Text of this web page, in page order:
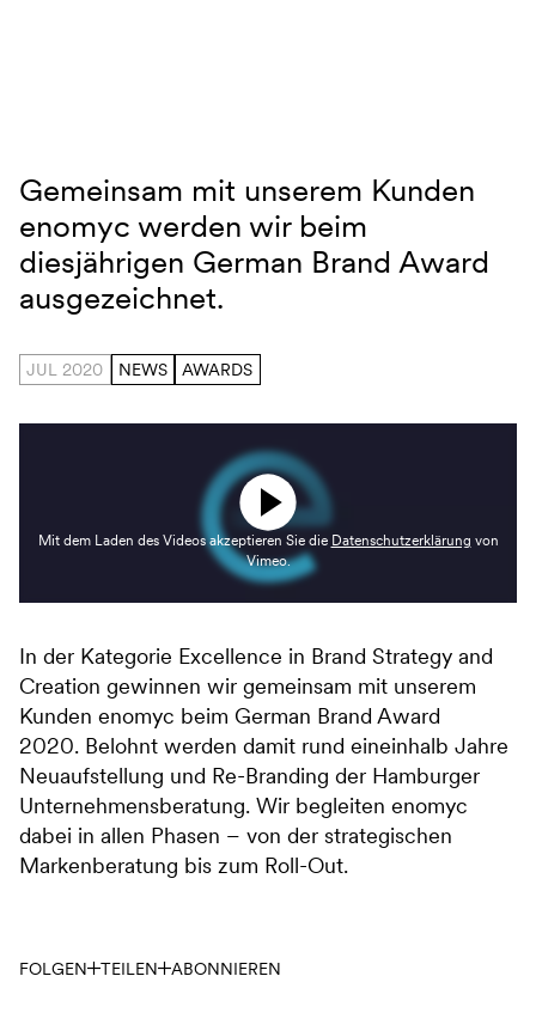
German Brand Award
Gemeinsam mit unserem Kunden
enomyc werden wir beim
diesjährigen German Brand Award
ausgezeichnet.
JUL 2020 NEWS AWARDS
Mit dem Laden des Videos akzeptieren Sie die Datenschutzerklärung von
Vimeo.
In der Kategorie Excellence in Brand Strategy and
Creation gewinnen wir gemeinsam mit unserem
Kunden enomyc beim German Brand Award
2020. Belohnt werden damit rund eineinhalb Jahre
Neuaufstellung und Re-Branding der Hamburger
Unternehmensberatung. Wir begleiten enomyc
dabei in allen Phasen – von der strategischen
Markenberatung bis zum Roll-Out.
FOLGEN TEILEN ABONNIEREN